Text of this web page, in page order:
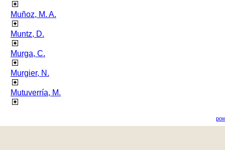
Muñoz, M. A.
Muntz, D.
Murga, C.
Murgier, N.
Mutuverría, M.